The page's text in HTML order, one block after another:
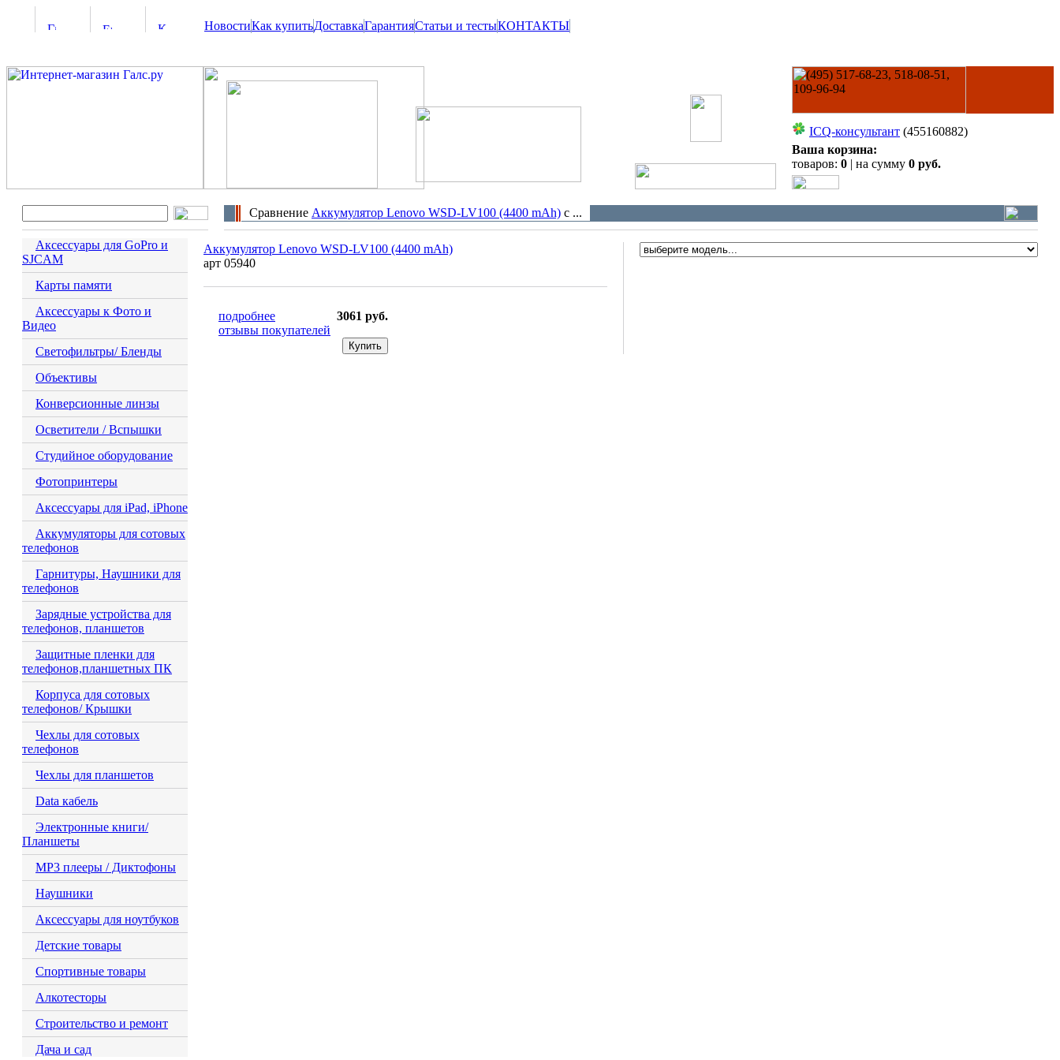
НовостиКак купитьДоставкаГарантияСтатьи и тестыКОНТАКТЫ
ICQ-консультант (455160882)
Ваша корзина:
товаров: 0 | на сумму 0 руб.
Сравнение Аккумулятор Lenovo WSD-LV100 (4400 mAh) с ...
Аксессуары для GoPro и
SJCAM
Карты памяти
Аксессуары к Фото и
Видео
Светофильтры/ Бленды
Объективы
Конверсионные линзы
Осветители / Вспышки
Студийное оборудование
Фотопринтеры
Аксессуары для iPad, iPhone
Аккумуляторы для сотовых
телефонов
Гарнитуры, Наушники для
телефонов
Зарядные устройства для
телефонов, планшетов
Защитные пленки для
телефонов,планшетных ПК
Корпуса для сотовых
телефонов/ Крышки
Чехлы для сотовых
телефонов
Чехлы для планшетов
Data кабель
Электронные книги/
Планшеты
MP3 плееры / Диктофоны
Наушники
Аксессуары для ноутбуков
Детские товары
Спортивные товары
Алкотесторы
Строительство и ремонт
Дача и сад
Аккумулятор Lenovo WSD-LV100 (4400 mAh)
арт 05940
подробнее
отзывы покупателей
3061 руб.
Купить